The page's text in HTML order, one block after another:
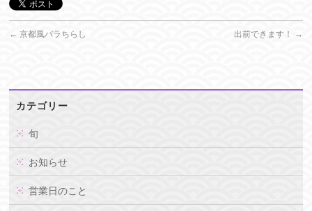
← 京都風バラちらし 出前できます！ →
カテゴリー
旬
お知らせ
営業日のこと